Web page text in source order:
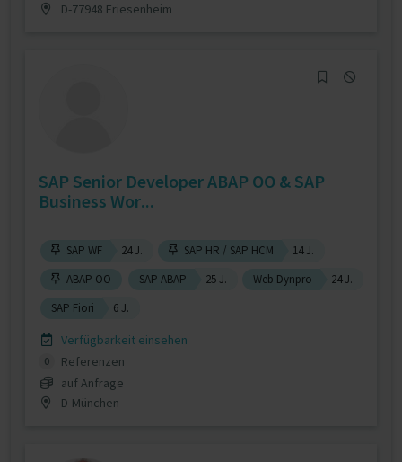
D-77948 Friesenheim
SAP Senior Developer ABAP OO & SAP
Business Wor...
SAP WF 24 J. SAP HR / SAP HCM
14 J.
ABAP OO
SAP ABAP 25 J. Web Dynpro
24 J.
SAP Fiori
6 J.
Verfügbarkeit einsehen
0
Referenzen
auf Anfrage
D-München